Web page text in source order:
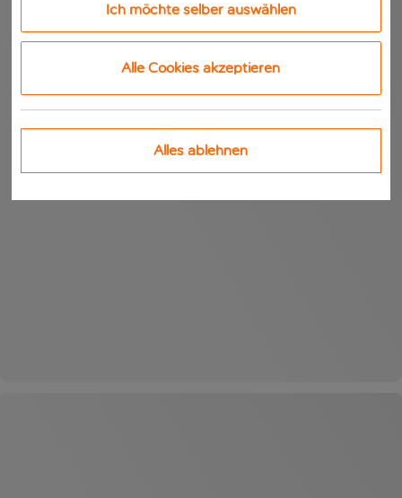
Ich möchte selber auswählen
Alle Cookies akzeptieren
Alles ablehnen